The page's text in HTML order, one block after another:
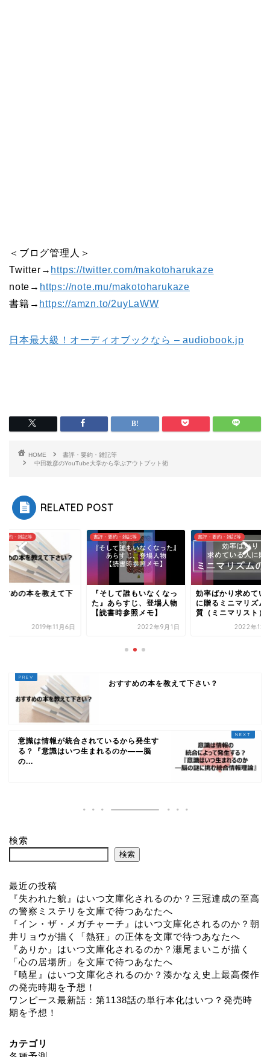
＜ブログ管理人＞
Twitter→ https://twitter.com/makotoharukaze
note→ https://note.mu/makotoharukaze
書籍→ https://amzn.to/2uyLaWW
日本最大級！オーディオブックなら – audiobook.jp
HOME
書評・要約・雑記等
中田敦彦のYouTube大学から学ぶアウトプット術
RELATED POST
要約・雑記等
すめの本を教えて下
2019年11月6日
書評・要約・雑記等
『そして誰もいなくなっ
た』あらすじ、登場人物
【読書時参照メモ】
2022年9月1日
書評・要約・雑記等
効率ばかり求めてい
に贈るミニマリズム
質（ミニマリスト）
2022年12
おすすめの本を教えて下さい？
意識は情報が統合されているから発生す
る？『意識はいつ生まれるのか――脳
の...
検索
検索
最近の投稿
『失われた貌』はいつ文庫化されるのか？三冠達成の至高
の警察ミステリを文庫で待つあなたへ
『イン・ザ・メガチャーチ』はいつ文庫化されるのか？朝
井リョウが描く「熱狂」の正体を文庫で待つあなたへ
『ありか』はいつ文庫化されるのか？瀬尾まいこが描く
「心の居場所」を文庫で待つあなたへ
『暁星』はいつ文庫化されるのか？湊かなえ史上最高傑作
の発売時期を予想！
ワンピース最新話：第1138話の単行本化はいつ？発売時
期を予想！
カテゴリ